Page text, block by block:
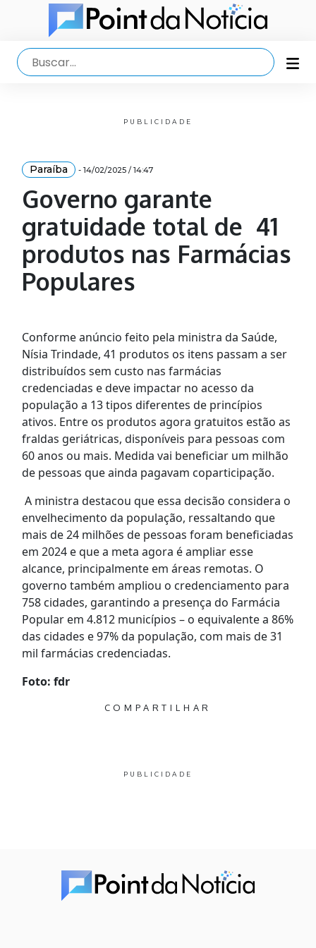
PUBLICIDADE
Paraíba - 14/02/2025 / 14:47
Governo garante
gratuidade total de 41
produtos nas Farmácias
Populares
Conforme anúncio feito pela ministra da Saúde,
Nísia Trindade, 41 produtos os itens passam a ser
distribuídos sem custo nas farmácias
credenciadas e deve impactar no acesso da
população a 13 tipos diferentes de princípios
ativos. Entre os produtos agora gratuitos estão as
fraldas geriátricas, disponíveis para pessoas com
60 anos ou mais. Medida vai beneficiar um milhão
de pessoas que ainda pagavam coparticipação.
A ministra destacou que essa decisão considera o
envelhecimento da população, ressaltando que
mais de 24 milhões de pessoas foram beneficiadas
em 2024 e que a meta agora é ampliar esse
alcance, principalmente em áreas remotas. O
governo também ampliou o credenciamento para
758 cidades, garantindo a presença do Farmácia
Popular em 4.812 municípios – o equivalente a 86%
das cidades e 97% da população, com mais de 31
mil farmácias credenciadas.
Foto: fdr
COMPARTILHAR
PUBLICIDADE